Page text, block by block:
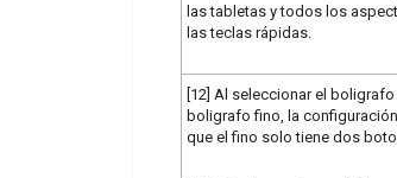
las tabletas y todos los
las teclas rápidas.
[12] Al seleccionar el
boligrafo fino, la
que el fino solo tiene dos